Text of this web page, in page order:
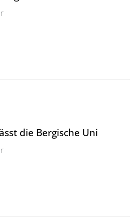
Geld
die Bergische Uni
Bergische Uni